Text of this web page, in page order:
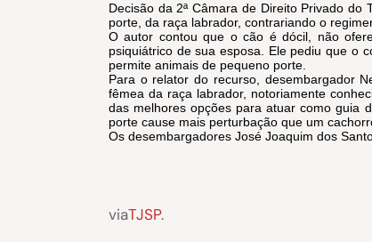
Decisão da 2ª Câmara de Direito Privado
porte, da raça labrador, contrariando o
O autor contou que o cão é dócil, não
psiquiátrico de sua esposa. Ele pediu que o
permite animais de pequeno porte.
Para o relator do recurso, desembargador
fêmea da raça labrador, notoriamente
das melhores opções para atuar como guia
porte cause mais perturbação que um
Os desembargadores José Joaquim dos
viaTJSP.